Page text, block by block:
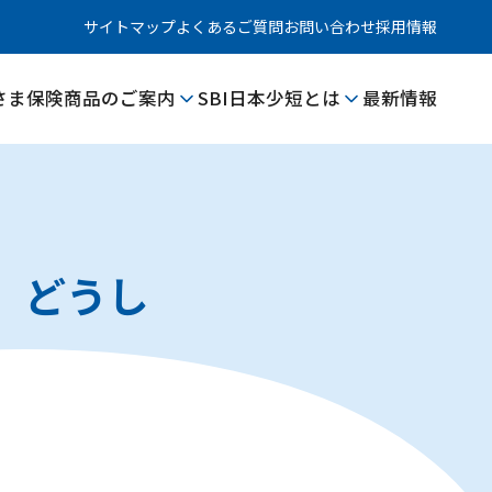
サイトマップよくあるご質問お問い合わせ採用情報
ま保険商品のご案内 SBI日本少短とは 最新情報
どうし